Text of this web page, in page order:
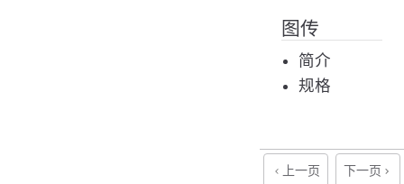
图传
简介
规格
上一页 下一页